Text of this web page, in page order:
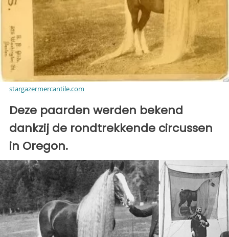
stargazermercantile.com
Deze paarden werden bekend
dankzij de rondtrekkende circussen
in Oregon.